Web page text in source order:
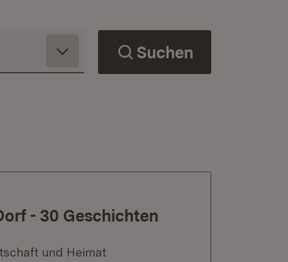
Suchen
- 30 Geschichten
und Heimat